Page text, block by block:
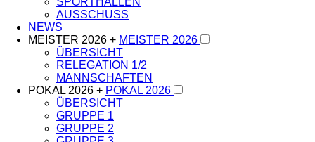
AUSSCHUSS
NEWS
MEISTER 2026 + MEISTER 2026
ÜBERSICHT
RELEGATION 1/2
MANNSCHAFTEN
POKAL 2026 + POKAL 2026
ÜBERSICHT
GRUPPE 1
GRUPPE 2